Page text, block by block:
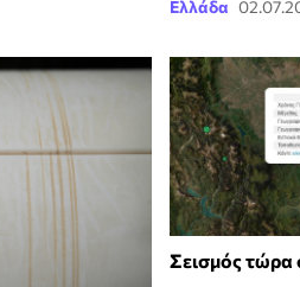
Ελλάδα
Σεισμός